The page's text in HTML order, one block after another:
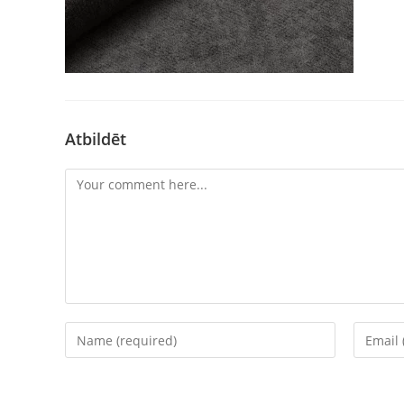
Atbildēt
Comment
Enter
your
Enter
your